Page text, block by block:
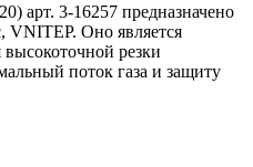
арт. 3-16257 предназначено
VNITEP. Оно является
резки
поток газа и защиту